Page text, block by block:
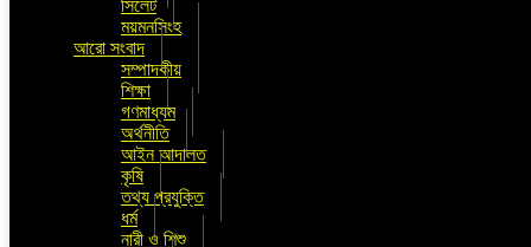
সিলেট
ময়মনসিংহ
আরো সংবাদ
সম্পাদকীয়
শিক্ষা
গণমাধ্যম
অর্থনীতি
আইন আদালত
কৃষি
তথ্য প্রযুক্তি
ধর্ম
নারী ও শিশু